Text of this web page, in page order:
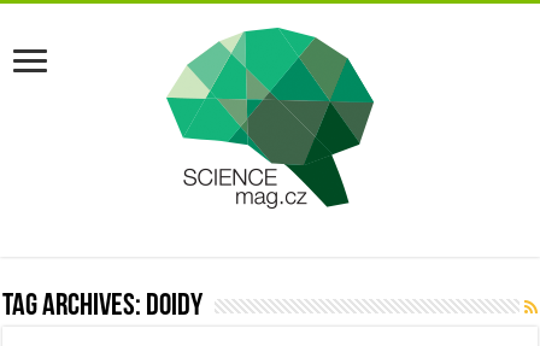
Tag Archives: doidy